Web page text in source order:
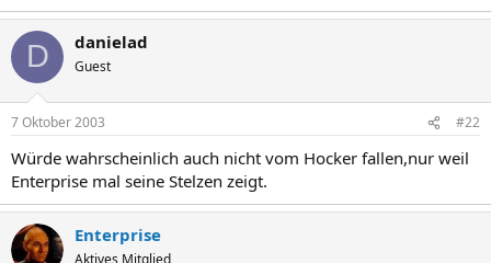
D danielad
Guest
7 Oktober 2003 #22
Würde wahrscheinlich auch nicht vom Hocker fallen,nur weil
Enterprise mal seine Stelzen zeigt.
Enterprise
Aktives Mitglied